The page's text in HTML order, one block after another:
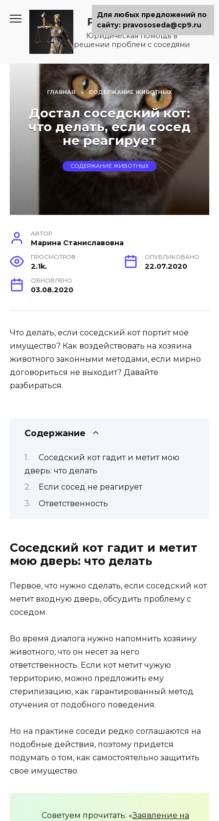
содержанию
Pravososeda.ru
Юридическая помощь в
решении проблем с соседями
ГЛАВНАЯ » СОДЕРЖАНИЕ ЖИВОТНЫХ
Достал соседский кот:
что делать, если сосед
не реагирует
СОДЕРЖАНИЕ ЖИВОТНЫХ
АВТОР
Марина Станиславовна
ПРОСМОТРОВ
2.1k.
ОПУБЛИКОВАНО
22.07.2020
ОБНОВЛЕНО
03.08.2020
Что делать, если соседский кот портит мое
имущество? Как воздействовать на хозяина
животного законными методами, если мирно
договориться не выходит? Давайте
разбираться.
Содержание
Соседский кот гадит и метит мою
дверь: что делать
Если сосед не реагирует
Ответственность
Соседский кот гадит и метит
мою дверь: что делать
Первое, что нужно сделать, если соседский кот
метит входную дверь, обсудить проблему с
соседом.
Во время диалога нужно напомнить хозяину
животного, что он несет за него
ответственность. Если кот метит чужую
территорию, можно предложить ему
стерилизацию, как гарантированный метод
отучения от подобного поведения.
Но на практике соседи редко соглашаются на
подобные действия, поэтому придется
подумать о том, как самостоятельно защитить
свое имущество.
Советуем прочитать: «Заявление на
Для любых предложений по
сайту: pravososeda@cp9.ru